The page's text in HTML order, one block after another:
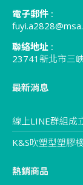
電子郵件 :
聯絡地址 :
23741新北市三
最新消息
線上LINE群組成
K&S吹塑型塑膠
熱銷商品